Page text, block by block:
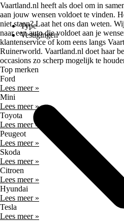
Type
Vestigingen
Vaartland.nl heeft als doel om in
aan jouw wensen voldoet te vinden.
niet staan? Laat het ons dan weten.
naar een auto die voldoet aan je
klantenservice of kom eens langs
Ruinerworld. Vaartland.nl doet haar
occasions zo scherp mogelijk te
Top merken
Ford
Lees meer »
Mini
Lees meer »
Toyota
Lees meer »
Peugeot
Lees meer »
Skoda
Lees meer »
Citroen
Lees meer »
Hyundai
Lees meer »
Tesla
Lees meer »